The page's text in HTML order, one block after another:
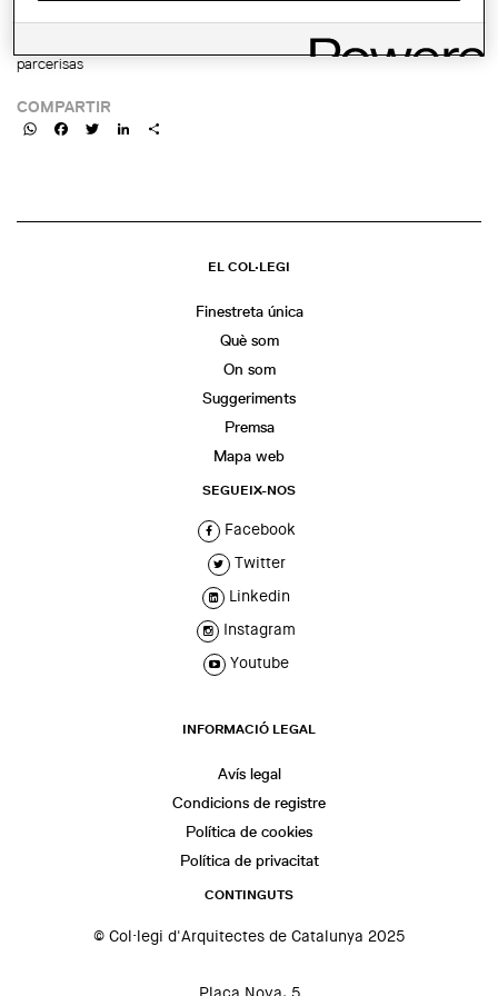
lexposicio-adolf-loos-espais-privats-de-la-ma-de-la-comissaria-pilar-
parcerisas
COMPARTIR
WhatsAppFacebookTwitterLinkedIn
EL COL·LEGI
Finestreta única
Què som
On som
Suggeriments
Premsa
Mapa web
SEGUEIX-NOS
Facebook
Twitter
Linkedin
Instagram
Youtube
INFORMACIÓ LEGAL
Avís legal
Condicions de registre
Política de cookies
Política de privacitat
CONTINGUTS
© Col·legi d'Arquitectes de Catalunya 2025